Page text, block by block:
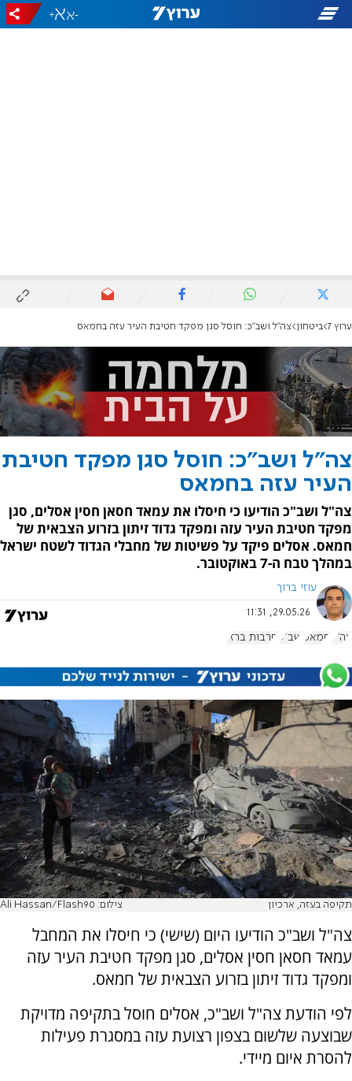
-
+
ערוץ 7 ביטחון צה"ל ושב"כ: חוסל סגן מפקד חטיבת העיר עזה בחמאס
צה"ל ושב"כ: חוסל סגן מפקד חטיבת
העיר עזה בחמאס
צה"ל ושב"כ הודיעו כי חיסלו את עמאד חסאן חסין אסלים, סגן
מפקד חטיבת העיר עזה ומפקד גדוד זיתון בזרוע הצבאית של
חמאס. אסלים פיקד על פשיטות של מחבלי הגדוד לשטח ישראל
במהלך טבח ה-7 באוקטובר.
עוזי ברוך
29.05.26, 11:31
צה"ל חמאס שב"כ חרבות ברזל
תקיפה בעזה, ארכיון צילום: Ali Hassan/Flash90
צה"ל ושב"כ הודיעו היום (שישי) כי חיסלו את המחבל
עמאד חסאן חסין אסלים, סגן מפקד חטיבת העיר עזה
ומפקד גדוד זיתון בזרוע הצבאית של חמאס.
לפי הודעת צה"ל ושב"כ, אסלים חוסל בתקיפה מדויקת
שבוצעה שלשום בצפון רצועת עזה במסגרת פעילות
להסרת איום מיידי.